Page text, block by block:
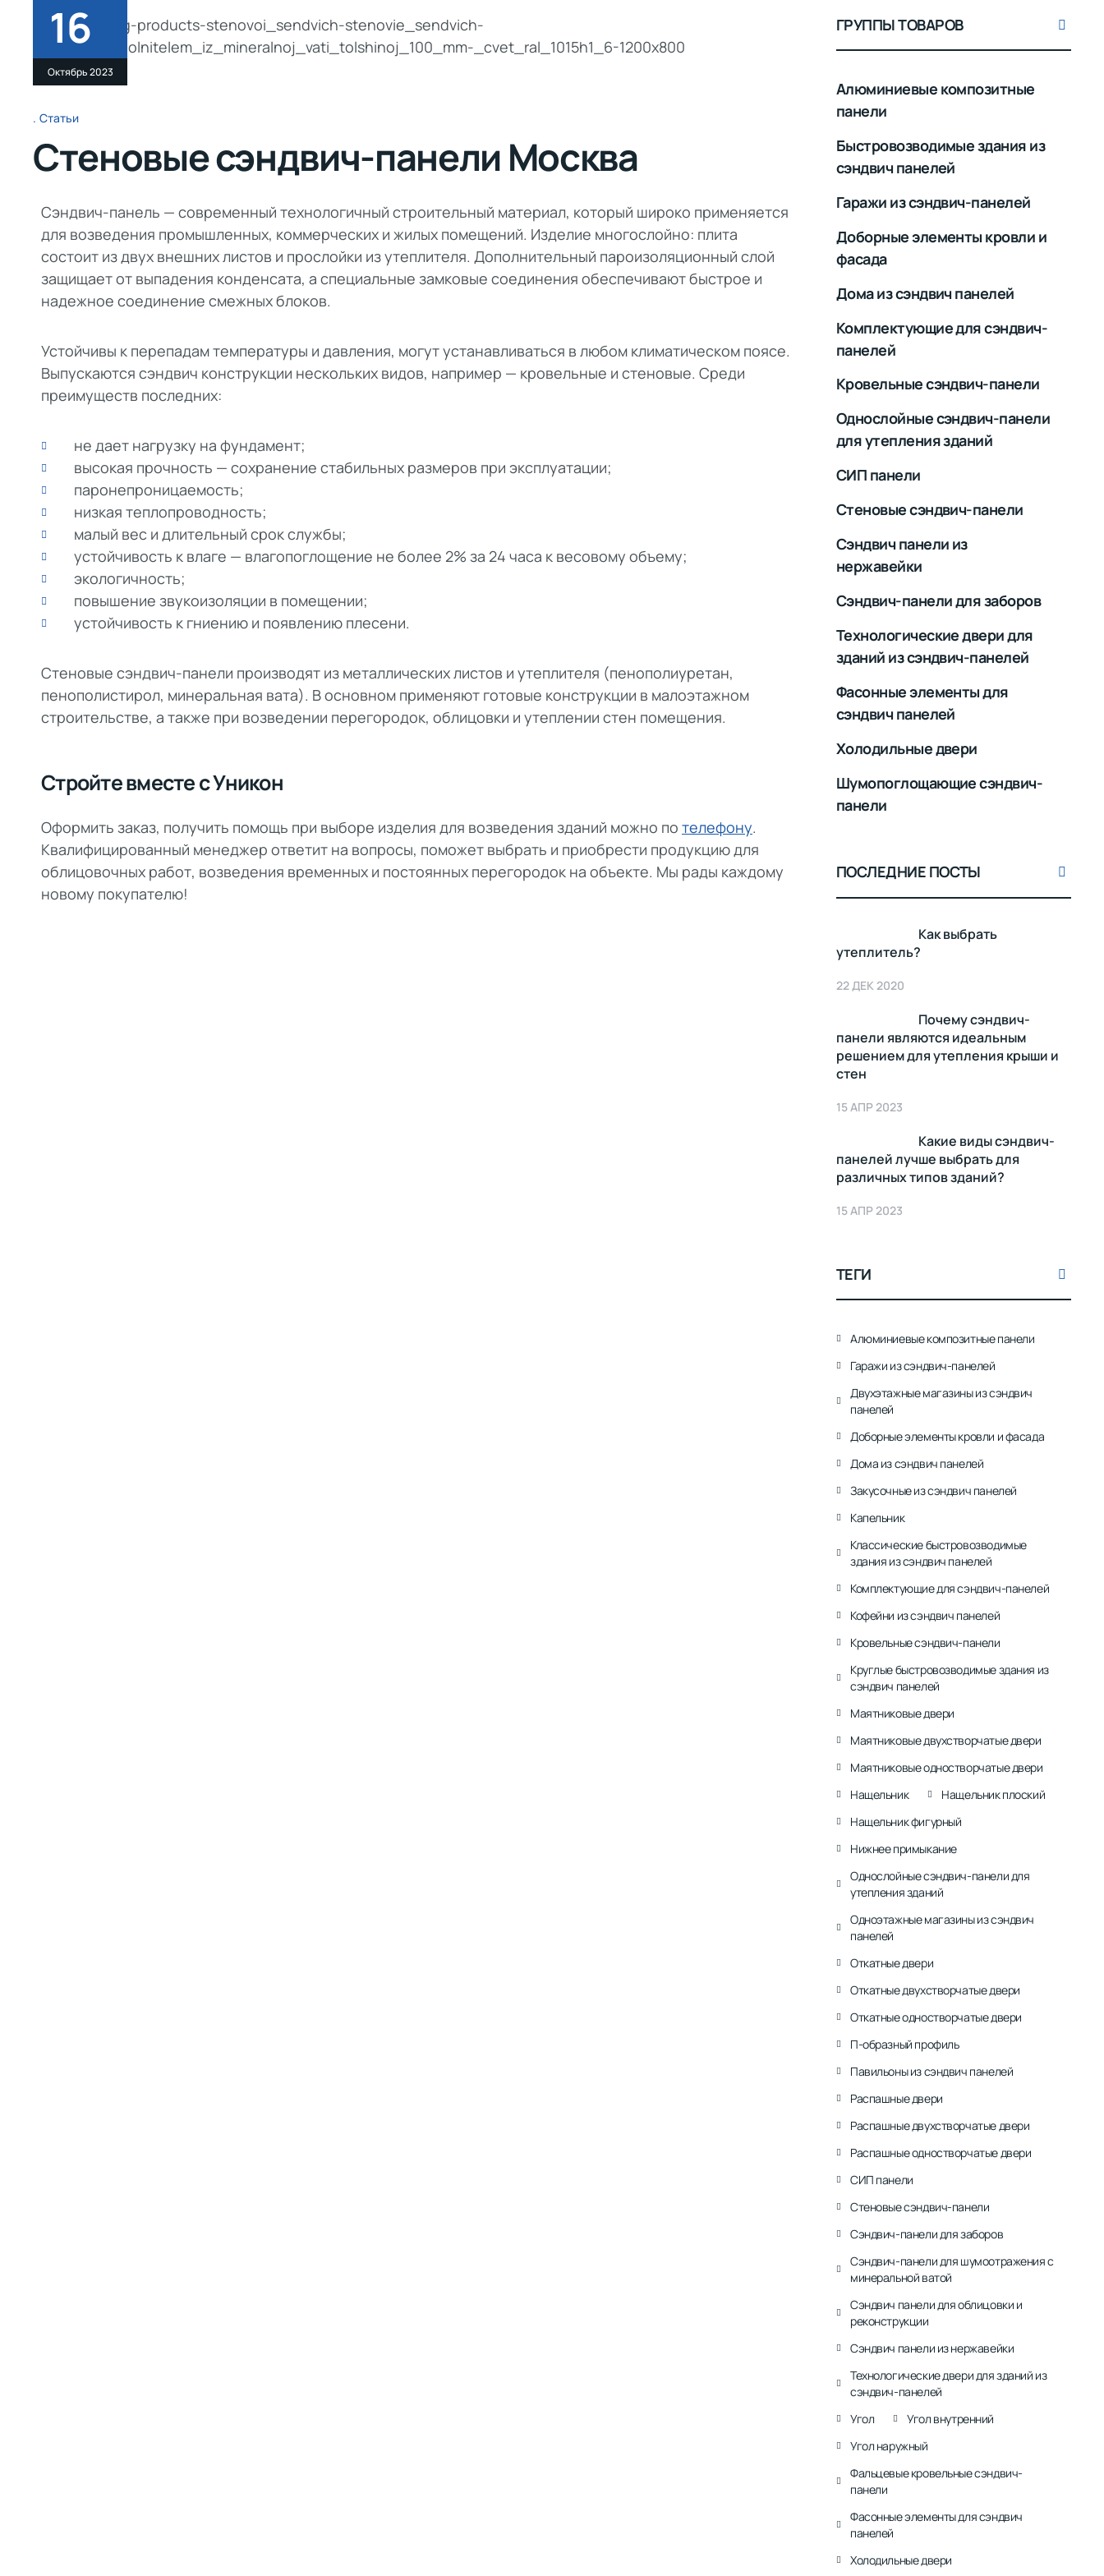
16
Октябрь 2023
Статьи
Стеновые сэндвич-панели Москва
Сэндвич-панель — современный технологичный строительный материал, который широко применяется
для возведения промышленных, коммерческих и жилых помещений. Изделие многослойно: плита
состоит из двух внешних листов и прослойки из утеплителя. Дополнительный пароизоляционный слой
защищает от выпадения конденсата, а специальные замковые соединения обеспечивают быстрое и
надежное соединение смежных блоков.
Устойчивы к перепадам температуры и давления, могут устанавливаться в любом климатическом поясе.
Выпускаются сэндвич конструкции нескольких видов, например — кровельные и стеновые. Среди
преимуществ последних:
не дает нагрузку на фундамент;
высокая прочность — сохранение стабильных размеров при эксплуатации;
паронепроницаемость;
низкая теплопроводность;
малый вес и длительный срок службы;
устойчивость к влаге — влагопоглощение не более 2% за 24 часа к весовому объему;
экологичность;
повышение звукоизоляции в помещении;
устойчивость к гниению и появлению плесени.
Стеновые сэндвич-панели производят из металлических листов и утеплителя (пенополиуретан,
пенополистирол, минеральная вата). В основном применяют готовые конструкции в малоэтажном
строительстве, а также при возведении перегородок, облицовки и утеплении стен помещения.
Стройте вместе с Уникон
Оформить заказ, получить помощь при выборе изделия для возведения зданий можно по телефону.
Квалифицированный менеджер ответит на вопросы, поможет выбрать и приобрести продукцию для
облицовочных работ, возведения временных и постоянных перегородок на объекте. Мы рады каждому
новому покупателю!
ГРУППЫ ТОВАРОВ
Алюминиевые композитные
панели
Быстровозводимые здания из
сэндвич панелей
Гаражи из сэндвич-панелей
Доборные элементы кровли и
фасада
Дома из сэндвич панелей
Комплектующие для сэндвич-
панелей
Кровельные сэндвич-панели
Однослойные сэндвич-панели
для утепления зданий
СИП панели
Стеновые сэндвич-панели
Сэндвич панели из
нержавейки
Сэндвич-панели для заборов
Технологические двери для
зданий из сэндвич-панелей
Фасонные элементы для
сэндвич панелей
Холодильные двери
Шумопоглощающие сэндвич-
панели
ПОСЛЕДНИЕ ПОСТЫ
Как выбрать
утеплитель?
22 ДЕК 2020
Почему сэндвич-
панели являются идеальным
решением для утепления крыши и
стен
15 АПР 2023
Какие виды сэндвич-
панелей лучше выбрать для
различных типов зданий?
15 АПР 2023
ТЕГИ
Алюминиевые композитные панели
Гаражи из сэндвич-панелей
Двухэтажные магазины из сэндвич
панелей
Доборные элементы кровли и фасада
Дома из сэндвич панелей
Закусочные из сэндвич панелей
Капельник
Классические быстровозводимые
здания из сэндвич панелей
Комплектующие для сэндвич-панелей
Кофейни из сэндвич панелей
Кровельные сэндвич-панели
Круглые быстровозводимые здания из
сэндвич панелей
Маятниковые двери
Маятниковые двухстворчатые двери
Маятниковые одностворчатые двери
Нащельник
Нащельник плоский
Нащельник фигурный
Нижнее примыкание
Однослойные сэндвич-панели для
утепления зданий
Одноэтажные магазины из сэндвич
панелей
Откатные двери
Откатные двухстворчатые двери
Откатные одностворчатые двери
П-образный профиль
Павильоны из сэндвич панелей
Распашные двери
Распашные двухстворчатые двери
Распашные одностворчатые двери
СИП панели
Стеновые сэндвич-панели
Сэндвич-панели для заборов
Сэндвич-панели для шумоотражения с
минеральной ватой
Сэндвич панели для облицовки и
реконструкции
Сэндвич панели из нержавейки
Технологические двери для зданий из
сэндвич-панелей
Угол
Угол внутренний
Угол наружный
Фальцевые кровельные сэндвич-
панели
Фасонные элементы для сэндвич
панелей
Холодильные двери